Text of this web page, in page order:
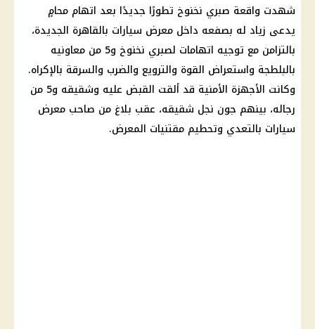
شهدت واقعة صبري نخنوخ تطورًا جديدًا بعد اتهام محامٍ
يدعى زياد له بصفعه داخل معرض سيارات بالقاهرة الجديدة،
بالتزامن مع توجيه اتهامات لصبري نخنوخ و5 من معاونيه
بالبلطجة واستعراض القوة والترويع والضرب والسرقة بالإكراه.
وكانت الأجهزة الأمنية
قد ألقت القبض عليه وشقيقه و5 من
رجاله، بينهم جون نجل شقيقه، عقب بلاغ من صاحب معرض
سيارات بالتعدي وتحطيم مقتنيات المعرض.